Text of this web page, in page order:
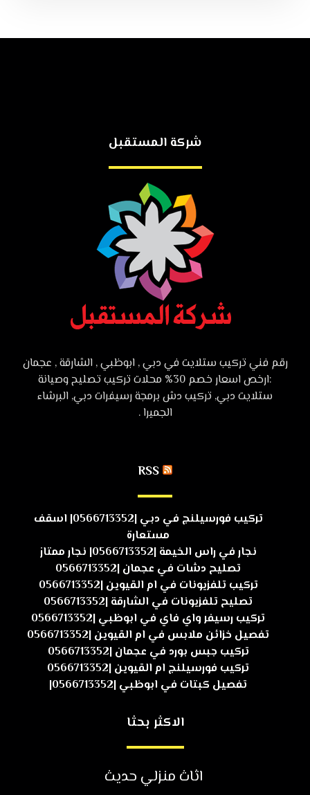
شركة المستقبل
رقم فني تركيب ستلايت في دبي , ابوظبي , الشارقة , عجمان
:ارخص اسعار خصم 30% محلات تركيب تصليح وصيانة
ستلايت دبي, تركيب دش برمجة رسيفرات دبي, البرشاء
الجميرا .
RSS
تركيب فورسيلنج في دبي |0566713352| اسقف
مستعارة
نجار في راس الخيمة |0566713352| نجار ممتاز
تصليح دشات في عجمان |0566713352
تركيب تلفزيونات في ام القيوين |0566713352
تصليح تلفزيونات في الشارقة |0566713352
تركيب رسيفر واي فاي في ابوظبي |0566713352
تفصيل خزائن ملابس في ام القيوين |0566713352
تركيب جبس بورد في عجمان |0566713352
تركيب فورسيلنج ام القيوين |0566713352
تفصيل كبتات في ابوظبي |0566713352|
الاكثر بحثا
اثاث منزلي حديث